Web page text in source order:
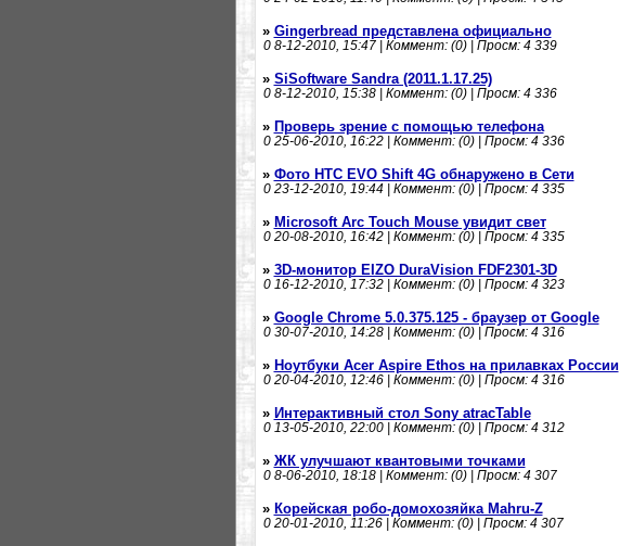
» Gingerbread представлена официально
08-12-2010, 15:47 | Коммент: (0) | Просм: 4 339
» SiSoftware Sandra (2011.1.17.25)
08-12-2010, 15:38 | Коммент: (0) | Просм: 4 336
» Проверь зрение с помощью телефона
025-06-2010, 16:22 | Коммент: (0) | Просм: 4 336
» Фото HTC EVO Shift 4G обнаружено в Сети
023-12-2010, 19:44 | Коммент: (0) | Просм: 4 335
» Microsoft Arc Touch Mouse увидит свет
020-08-2010, 16:42 | Коммент: (0) | Просм: 4 335
» 3D-монитор EIZO DuraVision FDF2301-3D
016-12-2010, 17:32 | Коммент: (0) | Просм: 4 323
» Google Chrome 5.0.375.125 - браузер от Google
030-07-2010, 14:28 | Коммент: (0) | Просм: 4 316
» Ноутбуки Acer Aspire Ethos на прилавках России
020-04-2010, 12:46 | Коммент: (0) | Просм: 4 316
» Интерактивный стол Sony atracTable
013-05-2010, 22:00 | Коммент: (0) | Просм: 4 312
» ЖК улучшают квантовыми точками
08-06-2010, 18:18 | Коммент: (0) | Просм: 4 307
» Корейская робо-домохозяйка Mahru-Z
020-01-2010, 11:26 | Коммент: (0) | Просм: 4 307